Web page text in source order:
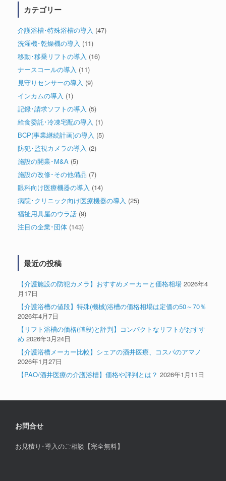
カテゴリー
介護浴槽･特殊浴槽の導入 (47)
洗濯機･乾燥機の導入 (11)
移動･移乗リフトの導入 (16)
ナースコールの導入 (11)
見守りセンサーの導入 (9)
インカムの導入 (1)
記録･請求ソフトの導入 (5)
給食委託･冷凍宅配の導入 (1)
BCP(事業継続計画)の導入 (5)
防犯･監視カメラの導入 (2)
施設の開業･M&A (5)
施設の改修･その他備品 (7)
眼科向け医療機器の導入 (14)
病院･クリニック向け医療機器の導入 (25)
福祉用具屋のウラ話 (9)
注目の企業･団体 (143)
最近の投稿
【介護施設の防犯カメラ】おすすめメーカーと価格相場 2026年4
月17日
【介護浴槽の値段】特殊(機械)浴槽の価格相場は定価の50～70％
2026年4月7日
【リフト浴槽の価格(値段)と評判】コンパクトなリフトがおすす
め 2026年3月24日
【介護浴槽メーカー比較】シェアの酒井医療、コスパのアマノ
2026年1月27日
【PAO/酒井医療の介護浴槽】価格や評判とは？ 2026年1月11日
お問合せ
お見積り･導入のご相談【完全無料】